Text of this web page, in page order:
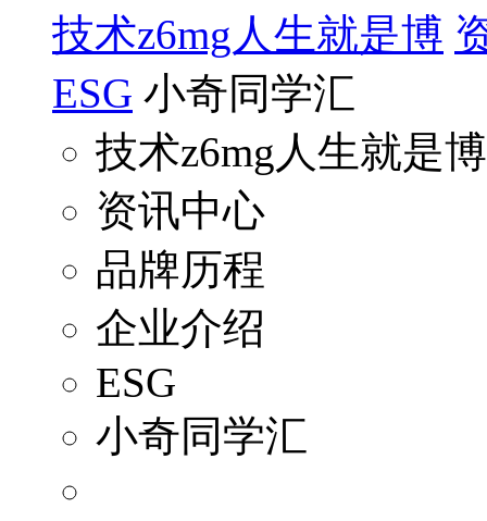
技术z6mg人生就是博
ESG 小奇同学汇
技术z6mg人生就是博
资讯中心
品牌历程
企业介绍
ESG
小奇同学汇